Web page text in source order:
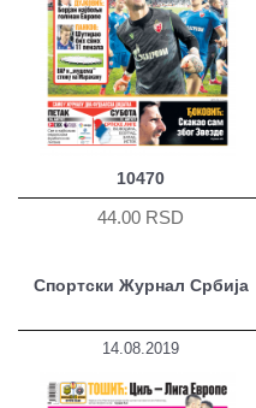
10470
44.00 RSD
Спортски Журнал Србија
14.08.2019